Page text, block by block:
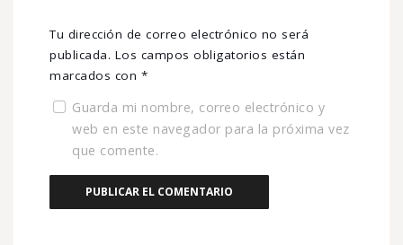
Tu dirección de correo electrónico no será
publicada. Los campos obligatorios están
marcados con *
Guarda mi nombre, correo electrónico y
web en este navegador para la próxima vez
que comente.